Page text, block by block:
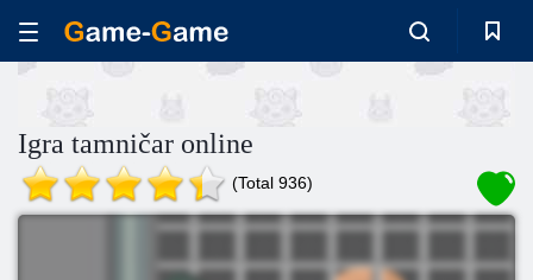
Igra tamničar online
(Total 936)